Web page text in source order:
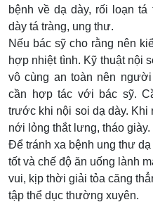
bệnh về dạ dày, rối loạn
dày tá tràng, ung thư.
Nếu bác sỹ cho rằng nên
hợp nhiệt tình. Kỹ thuật nội
vô cùng an toàn nên
cần hợp tác với bác sỹ.
trước khi nội soi dạ dày. Khi
nới lỏng thắt lưng, tháo giày.
Để tránh xa bệnh ung thư
tốt và chế độ ăn uống lành
vui, kịp thời giải tỏa căng
tập thể dục thường xuyên.